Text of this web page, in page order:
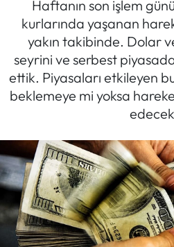
Haftanın son işlem
kurlarında yaşanan
yakın takibinde. Dolar
seyrini ve serbest
ettik. Piyasaları etkileyen
beklemeye mi yoksa
Politik Kulis
Dünya
Magazin
Röportaj
Manşet
Köşe Yazıları
Son Dakika Haberleri
Haber Arşivi